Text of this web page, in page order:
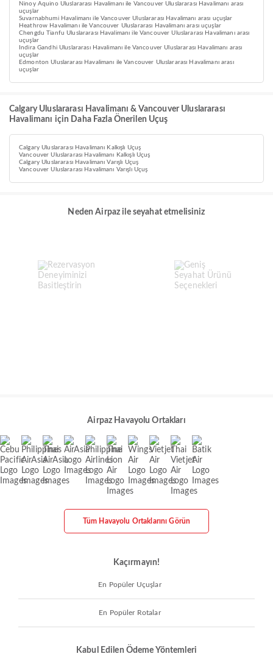
Ninoy Aquino Uluslararası Havalimanı ile Vancouver Uluslararası Havalimanı arası
uçuşlar
Suvarnabhumi Havalimanı ile Vancouver Uluslararası Havalimanı arası uçuşlar
Heathrow Havalimanı ile Vancouver Uluslararası Havalimanı arası uçuşlar
Chengdu Tianfu Uluslararası Havalimanı ile Vancouver Uluslararası Havalimanı arası
uçuşlar
Indira Gandhi Uluslararası Havalimanı ile Vancouver Uluslararası Havalimanı arası
uçuşlar
Edmonton Uluslararası Havalimanı ile Vancouver Uluslararası Havalimanı arası
uçuşlar
Calgary Uluslararası Havalimanı & Vancouver Uluslararası
Havalimanı için Daha Fazla Önerilen Uçuş
Calgary Uluslararası Havalimanı Kalkışlı Uçuş
Vancouver Uluslararası Havalimanı Kalkışlı Uçuş
Calgary Uluslararası Havalimanı Varışlı Uçuş
Vancouver Uluslararası Havalimanı Varışlı Uçuş
Neden Airpaz ile seyahat etmelisiniz
Airpaz Havayolu Ortakları
Tüm Havayolu Ortaklarını Görün
Kaçırmayın!
En Popüler Uçuşlar
En Popüler Rotalar
Kabul Edilen Ödeme Yöntemleri